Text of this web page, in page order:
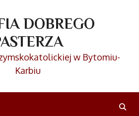
DOBREGO
w Bytomiu-
Karbiu